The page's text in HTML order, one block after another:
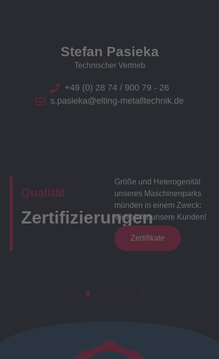
Stefan Pasieka
Technischer Vertrieb
+49 (0) 28 74 / 900 79 - 26
s.pasieka@elting-metalltechnik.de
Qualität
Zertifizierungen
Größe und Heterogenität
unseres Maschinenparks
münden in einem Zweck:
Vielfalt für unsere Kunden!
Zertifikate